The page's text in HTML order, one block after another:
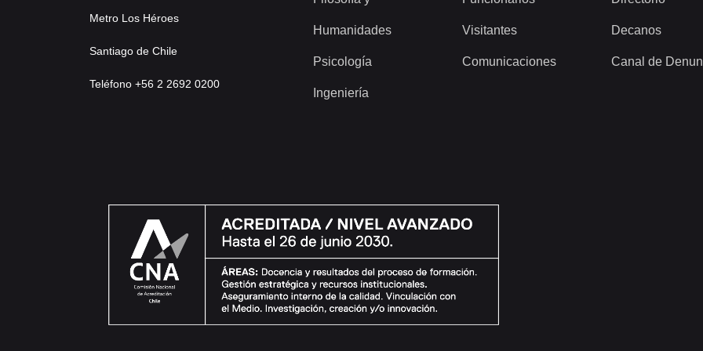
Metro Los Héroes
Santiago de Chile
Teléfono +56 2 2692 0200
Humanidades
Psicología
Ingeniería
Visitantes
Comunicaciones
Decanos
Canal de